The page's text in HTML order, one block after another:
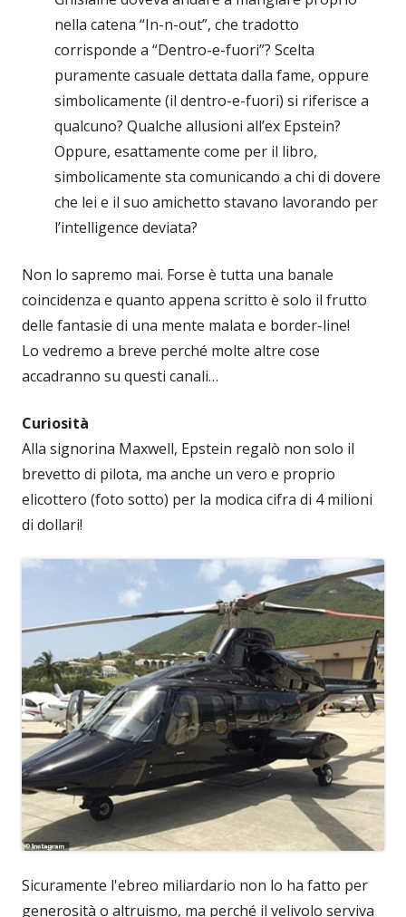
nella catena “In-n-out”, che tradotto
corrisponde a “Dentro-e-fuori”? Scelta
puramente casuale dettata dalla fame, oppure
simbolicamente (il dentro-e-fuori) si riferisce a
qualcuno? Qualche allusioni all’ex Epstein?
Oppure, esattamente come per il libro,
simbolicamente sta comunicando a chi di dovere
che lei e il suo amichetto stavano lavorando per
l’intelligence deviata?
Non lo sapremo mai. Forse è tutta una banale
coincidenza e quanto appena scritto è solo il frutto
delle fantasie di una mente malata e border-line!
Lo vedremo a breve perché molte altre cose
accadranno su questi canali…
Curiosità
Alla signorina Maxwell, Epstein regalò non solo il
brevetto di pilota, ma anche un vero e proprio
elicottero (foto sotto) per la modica cifra di 4 milioni
di dollari!
Sicuramente l'ebreo miliardario non lo ha fatto per
generosità o altruismo, ma perché il velivolo serviva